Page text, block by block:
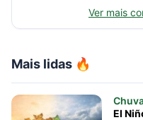
Mais lidas 🔥
El
Ver mais